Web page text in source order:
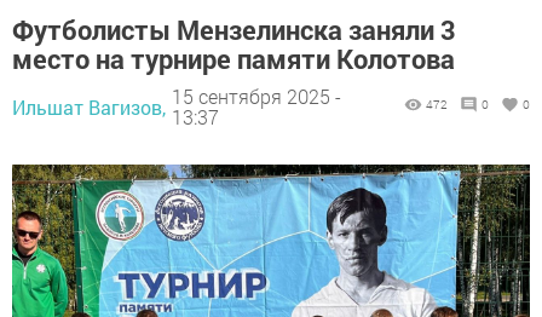
Футболисты Мензелинска заняли 3
место на турнире памяти Колотова
Ильшат Вагизов, 15 сентября 2025 -
13:37
472 0 0